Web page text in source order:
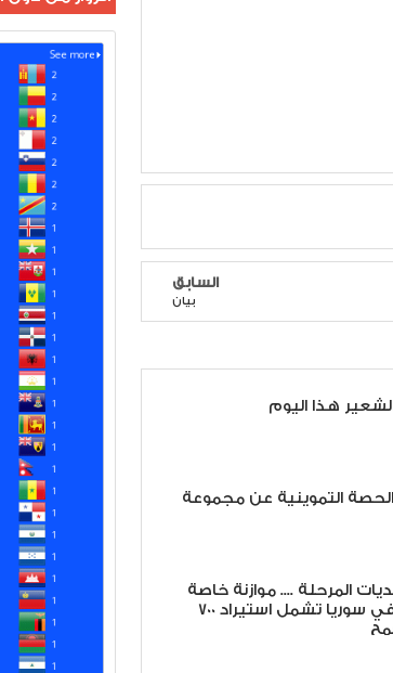
السابق
بيان
هذا اليوم
التموينية عن مجموعة
المرحلة .... موازنة خاصة
لدعم التموين في سوريا تشمل استيراد 700